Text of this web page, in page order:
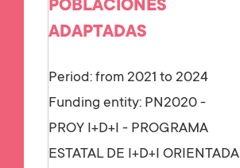
POBLACIONES
ADAPTADAS
Period: from 2021 to 2024
Funding entity: PN2020 -
PROY I+D+I - PROGRAMA
ESTATAL DE I+D+I ORIENTADA